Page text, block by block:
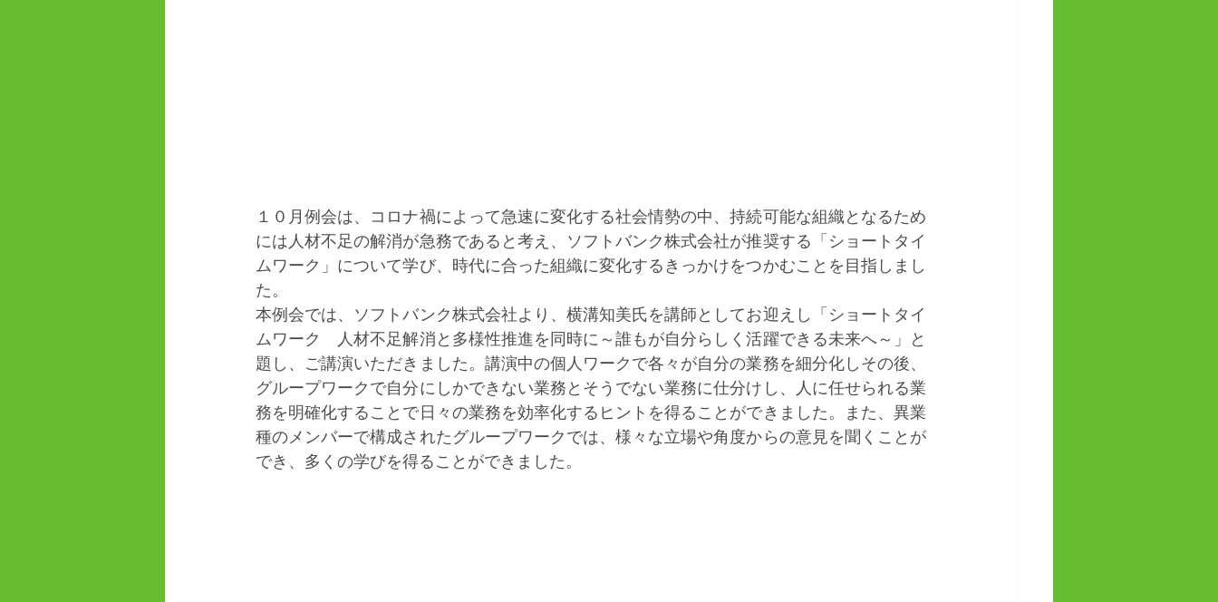
１０月例会は、コロナ禍によって急速に変化する社会情勢の中、持続可能な組織となるため
には人材不足の解消が急務であると考え、ソフトバンク株式会社が推奨する「ショートタイ
ムワーク」について学び、時代に合った組織に変化するきっかけをつかむことを目指しまし
た。
本例会では、ソフトバンク株式会社より、横溝知美氏を講師としてお迎えし「ショートタイ
ムワーク　人材不足解消と多様性推進を同時に～誰もが自分らしく活躍できる未来へ～」と
題し、ご講演いただきました。講演中の個人ワークで各々が自分の業務を細分化しその後、
グループワークで自分にしかできない業務とそうでない業務に仕分けし、人に任せられる業
務を明確化することで日々の業務を効率化するヒントを得ることができました。また、異業
種のメンバーで構成されたグループワークでは、様々な立場や角度からの意見を聞くことが
でき、多くの学びを得ることができました。